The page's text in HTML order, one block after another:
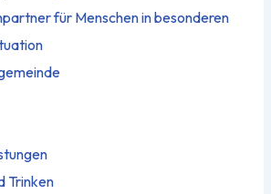
für Menschen in besonderen
Trinken